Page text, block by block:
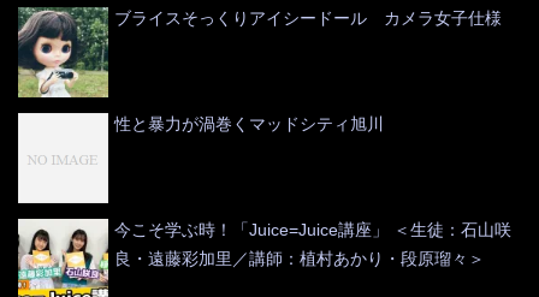
ブライスそっくりアイシードール カメラ女子仕様
性と暴力が渦巻くマッドシティ旭川
今こそ学ぶ時！「Juice=Juice講座」 ＜生徒：石山咲
良・遠藤彩加里／講師：植村あかり・段原瑠々＞